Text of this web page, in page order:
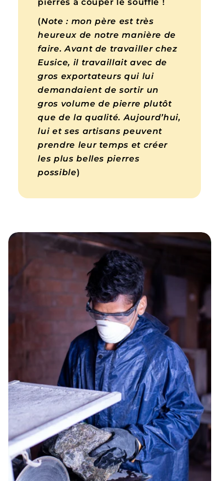
pierres à couper le souffle !
(Note : mon père est très
heureux de notre manière de
faire. Avant de travailler chez
Eusice, il travaillait avec de
gros exportateurs qui lui
demandaient de sortir un
gros volume de pierre plutôt
que de la qualité. Aujourd’hui,
lui et ses artisans peuvent
prendre leur temps et créer
les plus belles pierres
possible)